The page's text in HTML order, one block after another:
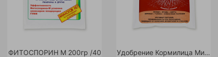
ФИТОСПОРИН М 200гр /40 Удобрение Кормилица Микориза для корней универсальная 1 л /18